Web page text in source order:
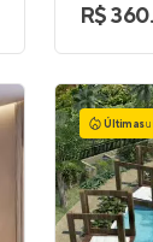
R$
Últimas